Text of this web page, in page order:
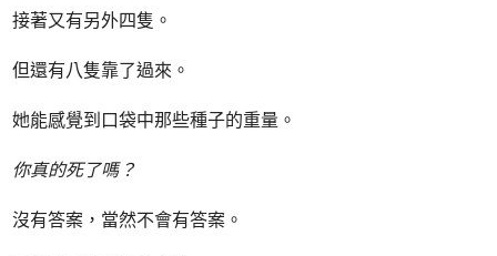
接著又有另外四隻。
但還有八隻靠了過來。
她能感覺到口袋中那些種子的重量。
你真的死了嗎？
沒有答案，當然不會有答案。